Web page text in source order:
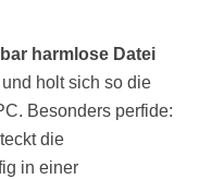
harmlose Datei
holt sich so die
Besonders perfide:
die
in einer